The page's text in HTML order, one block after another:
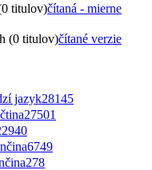
titulov)čítaná - mierne
(0 titulov)čítané verzie
jazyk28145
27501
6749
278